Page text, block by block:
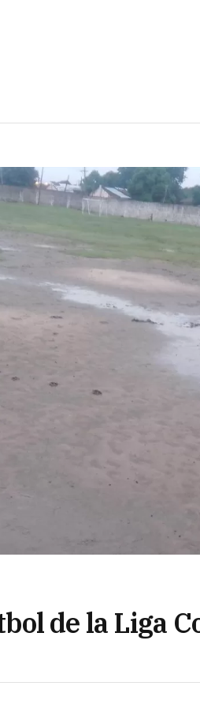
de la Liga